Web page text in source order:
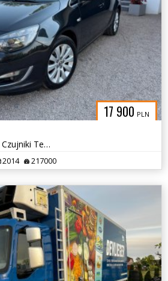
17 900 PLN
A/C 2 Strefy Nawigacja Czujniki Tempomat
2014 217000